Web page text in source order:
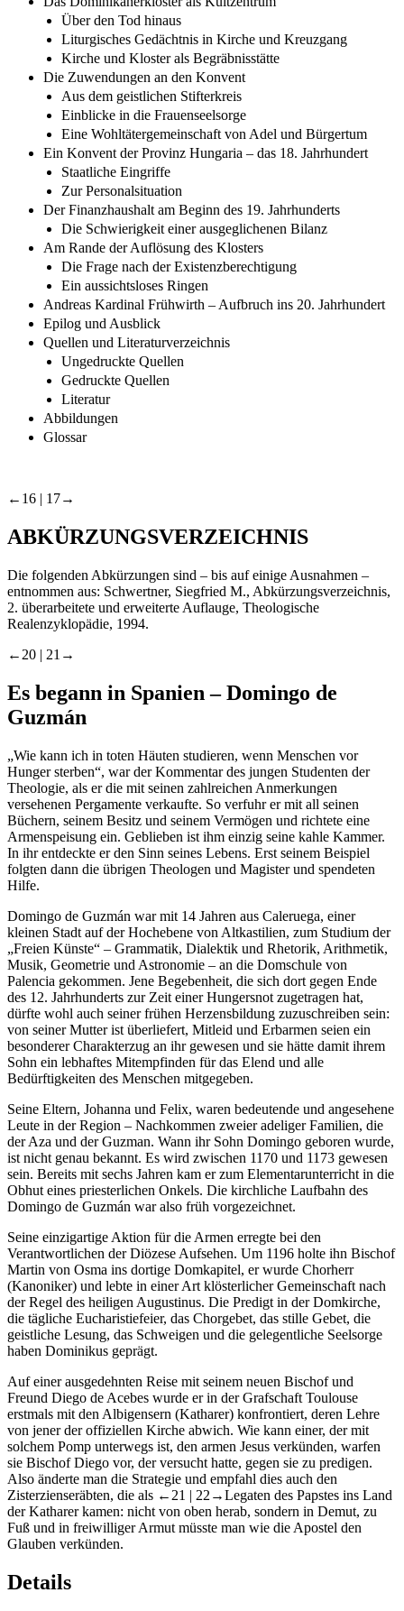
Über den Tod hinaus
Liturgisches Gedächtnis in Kirche und Kreuzgang
Kirche und Kloster als Begräbnisstätte
Die Zuwendungen an den Konvent
Aus dem geistlichen Stifterkreis
Einblicke in die Frauenseelsorge
Eine Wohltätergemeinschaft von Adel und Bürgertum
Ein Konvent der Provinz Hungaria – das 18. Jahrhundert
Staatliche Eingriffe
Zur Personalsituation
Der Finanzhaushalt am Beginn des 19. Jahrhunderts
Die Schwierigkeit einer ausgeglichenen Bilanz
Am Rande der Auflösung des Klosters
Die Frage nach der Existenzberechtigung
Ein aussichtsloses Ringen
Andreas Kardinal Frühwirth – Aufbruch ins 20. Jahrhundert
Epilog und Ausblick
Quellen und Literaturverzeichnis
Ungedruckte Quellen
Gedruckte Quellen
Literatur
Abbildungen
Glossar
←16 | 17→
ABKÜRZUNGSVERZEICHNIS
Die folgenden Abkürzungen sind – bis auf einige Ausnahmen –
entnommen aus: Schwertner, Siegfried M., Abkürzungsverzeichnis,
2. überarbeitete und erweiterte Auflauge, Theologische
Realenzyklopädie, 1994.
←20 | 21→
Es begann in Spanien – Domingo de
Guzmán
„Wie kann ich in toten Häuten studieren, wenn Menschen vor
Hunger sterben“, war der Kommentar des jungen Studenten der
Theologie, als er die mit seinen zahlreichen Anmerkungen
versehenen Pergamente verkaufte. So verfuhr er mit all seinen
Büchern, seinem Besitz und seinem Vermögen und richtete eine
Armenspeisung ein. Geblieben ist ihm einzig seine kahle Kammer.
In ihr entdeckte er den Sinn seines Lebens. Erst seinem Beispiel
folgten dann die übrigen Theologen und Magister und spendeten
Hilfe.
Domingo de Guzmán war mit 14 Jahren aus Caleruega, einer
kleinen Stadt auf der Hochebene von Altkastilien, zum Studium der
„Freien Künste“ – Grammatik, Dialektik und Rhetorik, Arithmetik,
Musik, Geometrie und Astronomie – an die Domschule von
Palencia gekommen. Jene Begebenheit, die sich dort gegen Ende
des 12. Jahrhunderts zur Zeit einer Hungersnot zugetragen hat,
dürfte wohl auch seiner frühen Herzensbildung zuzuschreiben sein:
von seiner Mutter ist überliefert, Mitleid und Erbarmen seien ein
besonderer Charakterzug an ihr gewesen und sie hätte damit ihrem
Sohn ein lebhaftes Mitempfinden für das Elend und alle
Bedürftigkeiten des Menschen mitgegeben.
Seine Eltern, Johanna und Felix, waren bedeutende und angesehene
Leute in der Region – Nachkommen zweier adeliger Familien, die
der Aza und der Guzman. Wann ihr Sohn Domingo geboren wurde,
ist nicht genau bekannt. Es wird zwischen 1170 und 1173 gewesen
sein. Bereits mit sechs Jahren kam er zum Elementarunterricht in die
Obhut eines priesterlichen Onkels. Die kirchliche Laufbahn des
Domingo de Guzmán war also früh vorgezeichnet.
Seine einzigartige Aktion für die Armen erregte bei den
Verantwortlichen der Diözese Aufsehen. Um 1196 holte ihn Bischof
Martin von Osma ins dortige Domkapitel, er wurde Chorherr
(Kanoniker) und lebte in einer Art klösterlicher Gemeinschaft nach
der Regel des heiligen Augustinus. Die Predigt in der Domkirche,
die tägliche Eucharistiefeier, das Chorgebet, das stille Gebet, die
geistliche Lesung, das Schweigen und die gelegentliche Seelsorge
haben Dominikus geprägt.
Auf einer ausgedehnten Reise mit seinem neuen Bischof und
Freund Diego de Acebes wurde er in der Grafschaft Toulouse
erstmals mit den Albigensern (Katharer) konfrontiert, deren Lehre
von jener der offiziellen Kirche abwich. Wie kann einer, der mit
solchem Pomp unterwegs ist, den armen Jesus verkünden, warfen
sie Bischof Diego vor, der versucht hatte, gegen sie zu predigen.
Also änderte man die Strategie und empfahl dies auch den
Zisterzienseräbten, die als ←21 | 22→Legaten des Papstes ins Land
der Katharer kamen: nicht von oben herab, sondern in Demut, zu
Fuß und in freiwilliger Armut müsste man wie die Apostel den
Glauben verkünden.
Details